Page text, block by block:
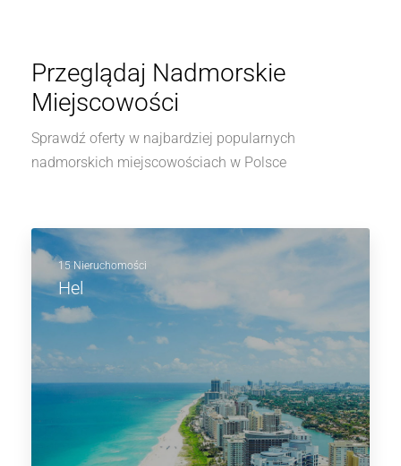
Przeglądaj Nadmorskie
Miejscowości
Sprawdź oferty w najbardziej popularnych
nadmorskich miejscowościach w Polsce
15 Nieruchomości
Hel